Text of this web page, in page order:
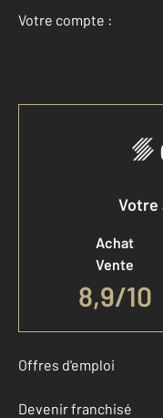
Votre compte :
Votre
Achat
Vente
8,9/10
Offres d'emploi
Devenir franchisé